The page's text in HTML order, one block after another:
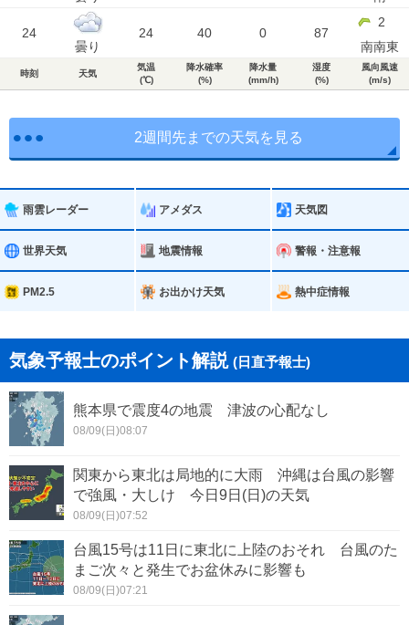
24
曇り
24 40 0 87
2
南南東
時刻 天気
気温
(℃)
降水確率
(%)
降水量
(mm/h)
湿度
(%)
風向風速
(m/s)
2週間先までの天気を見る
雨雲レーダー アメダス 天気図
世界天気 地震情報 警報・注意報
PM2.5 お出かけ天気 熱中症情報
気象予報士のポイント解説 (日直予報士)
熊本県で震度4の地震 津波の心配なし
08/09(日)08:07
関東から東北は局地的に大雨 沖縄は台風の影響
で強風・大しけ 今日9日(日)の天気
08/09(日)07:52
台風15号は11日に東北に上陸のおそれ 台風のた
まご次々と発生でお盆休みに影響も
08/09(日)07:21